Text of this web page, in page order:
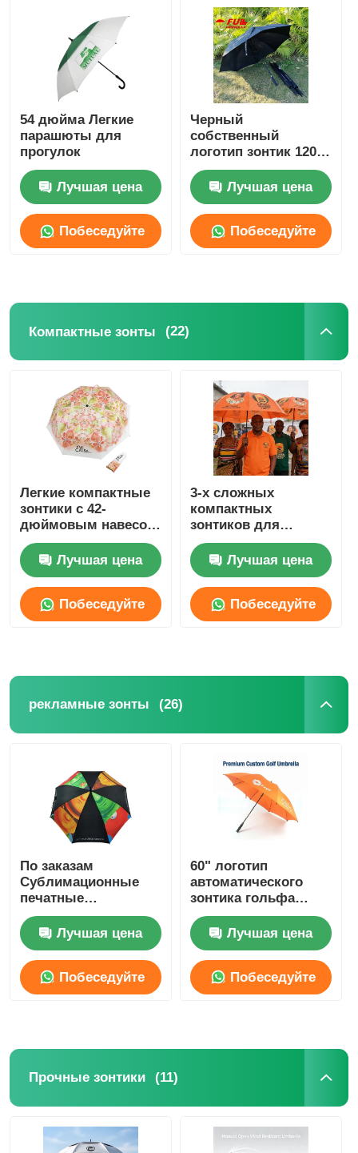
54 дюйма Легкие
парашюты для
прогулок
Лучшая цена
Побеседуйте
Черный
собственный
логотип зонтик 120
см Премиум
подарочное издание
Лучшая цена
Побеседуйте
Компактные зонты (22)
Легкие компактные
зонтики с 42-
дюймовым навесом
из 210 т.
Лучшая цена
Побеседуйте
3-х сложных
компактных
зонтиков для
предвыборной
кампании полная
стальная рама
водонепроницаемый
полиэстер
Лучшая цена
Побеседуйте
рекламные зонты (26)
По заказам
Сублимационные
печатные
рекламные зонтики
Автоматический
зонтик
Лучшая цена
Побеседуйте
60" логотип
автоматического
зонтика гольфа
стеклоткани
изготовленный на
заказ для подарков
дела Нигерии
Лучшая цена
Побеседуйте
Прочные зонтики (11)